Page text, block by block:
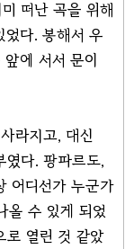
떠난 곡을 위해
었다. 봉해서 우
에 서서 문이
라지고, 대신
였다. 팡파르도,
어디선가 누군가
올 수 있게 되었
로 열린 것 같았